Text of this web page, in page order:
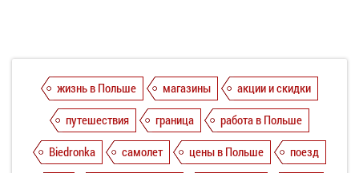
жизнь в Польше магазины
акции и скидки
путешествия
граница
работа в Польше
Biedronka
самолет цены в Польше
поезд